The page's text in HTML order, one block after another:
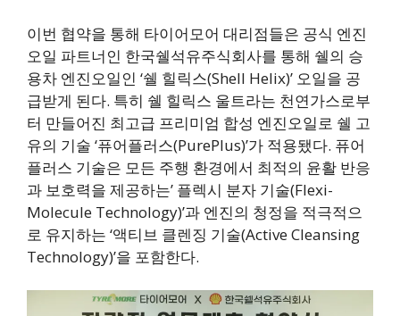
이번 협약을 통해 타이어모어 대리점들은 공식 엔진
오일 파트너인 한국쉘석유주식회사를 통해 쉘의 승
용차 엔진오일인 ‘쉘 힐릭스(Shell Helix)’ 오일을 공
급받게 된다. 특히 쉘 힐릭스 울트라는 천연가스로부
터 만들어진 최고급 프리미엄 합성 엔진오일로 쉘 고
유의 기술 ‘퓨어플러스(PurePlus)’가 적용됐다. 퓨어
플러스 기술은 모든 주행 환경에서 최적의 윤활 반응
과 보호력을 제공하는’ 플렉시 분자 기술(Flexi-
Molecule Technology)’과 엔진의 청정을 적극적으
로 유지하는 ‘액티브 클렌징 기술(Active Cleansing
Technology)’을 포함한다.